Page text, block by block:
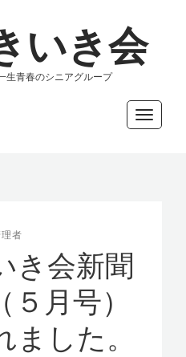
いき会
生青春のシニアグループ
Toggle
者
き会新聞
月号）
した。